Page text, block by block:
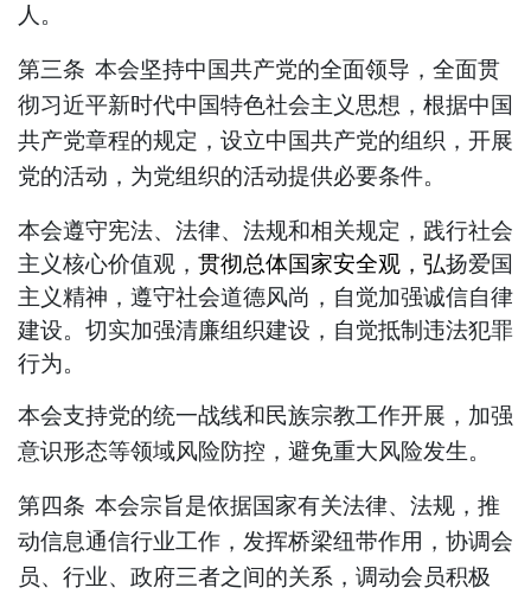
人。
第三条 本会坚持中国共产党的全面领导，全面贯
彻习近平新时代中国特色社会主义思想，根据中国
共产党章程的规定，设立中国共产党的组织，开展
党的活动，为党组织的活动提供必要条件。
本会遵守宪法、法律、法规和相关规定，践行社会
主义核心价值观 ， 贯彻总体国家安全观 ，弘扬爱国
主义精神，遵守社会道德风尚，自觉加强诚信自律
建设。切实加强清廉组织建设，自觉抵制违法犯罪
行为。
本会支持党的统一战线和民族宗教工作开展，加强
意识形态等领域风险防控，避免重大风险发生。
第四条 本会宗旨是依据国家有关法律、法规，推
动信息通信行业工作，发挥桥梁纽带作用，协调会
员、行业、政府三者之间的关系，调动会员积极